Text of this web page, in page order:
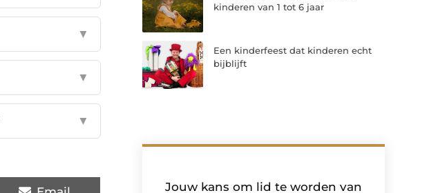
▼
▼
▼
kinderen van 1 tot 6 jaar
Een kinderfeest dat kinderen echt
bijblijft
Jouw kans om lid te worden van